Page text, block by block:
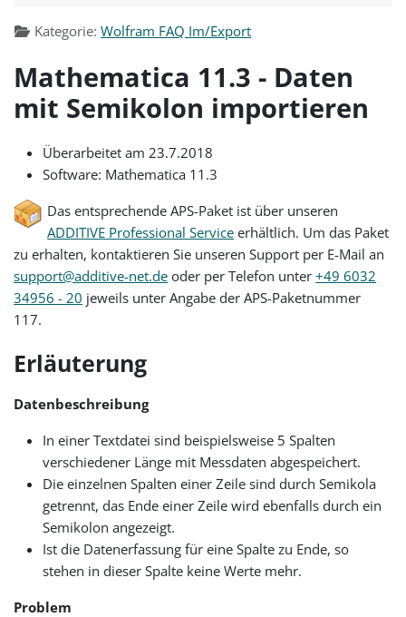
Kategorie:Wolfram FAQ Im/Export
Mathematica 11.3 - Daten
mit Semikolon importieren
Überarbeitet am 23.7.2018
Software: Mathematica 11.3
Das entsprechende APS-Paket ist über unseren
ADDITIVE Professional Service erhältlich. Um das Paket
zu erhalten, kontaktieren Sie unseren Support per E-Mail an
support@additive-net.de oder per Telefon unter+49 6032
34956 - 20 jeweils unter Angabe der APS-Paketnummer
117.
Erläuterung
Datenbeschreibung
In einer Textdatei sind beispielsweise 5 Spalten
verschiedener Länge mit Messdaten abgespeichert.
Die einzelnen Spalten einer Zeile sind durch Semikola
getrennt, das Ende einer Zeile wird ebenfalls durch ein
Semikolon angezeigt.
Ist die Datenerfassung für eine Spalte zu Ende, so
stehen in dieser Spalte keine Werte mehr.
Problem